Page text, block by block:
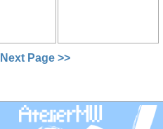
Next Page >>